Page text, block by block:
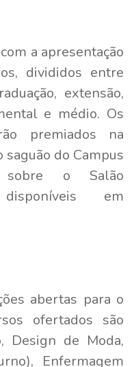
a apresentação
divididos entre
extensão,
e médio. Os
premiados na
do Campus
sobre o Salão
em
abertas para o
ofertados são
Design de Moda,
Enfermagem